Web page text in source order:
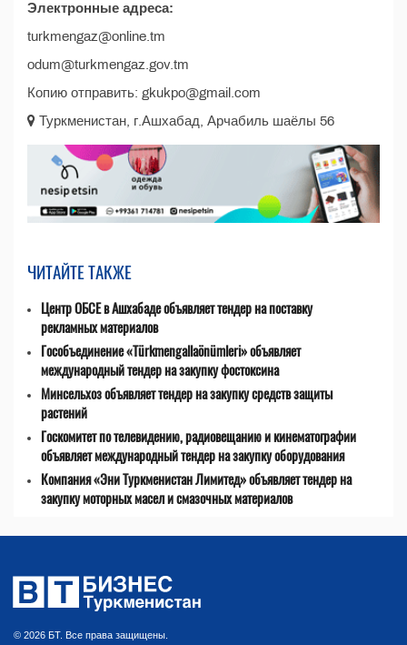
Электронные адреса:
turkmengaz@online.tm
odum@turkmengaz.gov.tm
Копию отправить: gkukpo@gmail.com
Туркменистан, г.Ашхабад, Арчабиль шаёлы 56
ЧИТАЙТЕ ТАКЖЕ
Центр ОБСЕ в Ашхабаде объявляет тендер на поставку
рекламных материалов
Гособъединение «Türkmengallaönümleri» объявляет
международный тендер на закупку фостоксина
Минсельхоз объявляет тендер на закупку средств защиты
растений
Госкомитет по телевидению, радиовещанию и кинематографии
объявляет международный тендер на закупку оборудования
Компания «Эни Туркменистан Лимитед» объявляет тендер на
закупку моторных масел и смазочных материалов
© 2026 БТ. Все права защищены.